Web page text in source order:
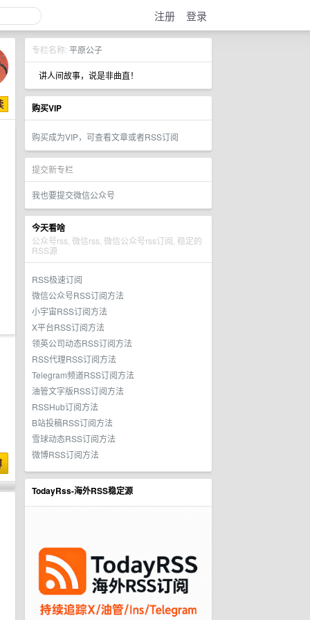
注册 登录
专栏名称: 平原公子
讲人间故事，说是非曲直！
购买VIP
购买成为VIP，可查看文章或者RSS订阅
提交新专栏
我也要提交微信公众号
今天看啥
公众号rss, 微信rss, 微信公众号rss订阅, 稳定的
RSS源
RSS极速订阅
微信公众号RSS订阅方法
小宇宙RSS订阅方法
X平台RSS订阅方法
领英公司动态RSS订阅方法
RSS代理RSS订阅方法
Telegram频道RSS订阅方法
油管文字版RSS订阅方法
RSSHub订阅方法
B站投稿RSS订阅方法
雪球动态RSS订阅方法
微博RSS订阅方法
TodayRss-海外RSS稳定源